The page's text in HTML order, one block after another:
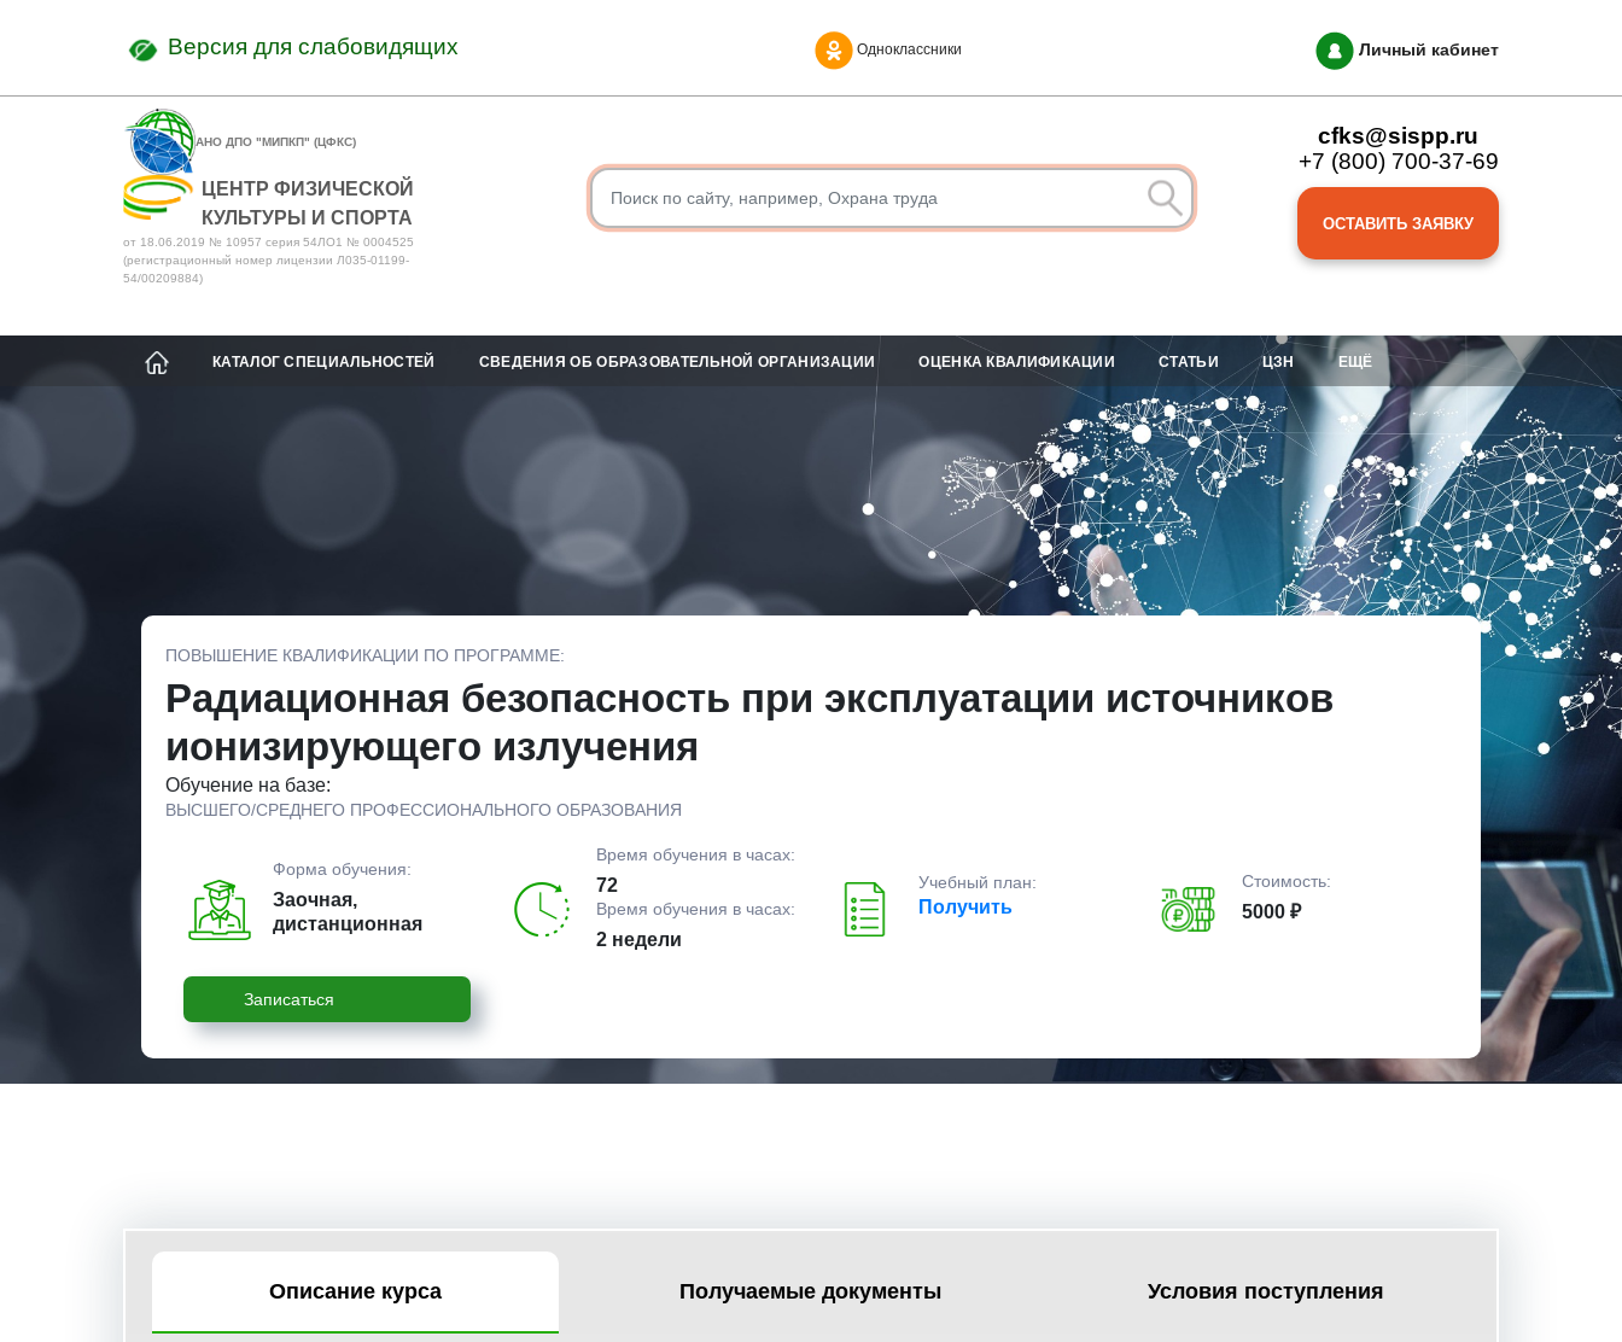
Версия для слабовидящих Одноклассники Личный кабинет
АНО ДПО "МИПКП" (ЦФКС)
ЦЕНТР ФИЗИЧЕСКОЙ
КУЛЬТУРЫ И СПОРТА
от 18.06.2019 № 10957 серия 54ЛО1 № 0004525
(регистрационный номер лицензии Л035-01199-
54/00209884)
cfks@sispp.ru
+7 (800) 700-37-69
ОСТАВИТЬ ЗАЯВКУ
КАТАЛОГ СПЕЦИАЛЬНОСТЕЙ СВЕДЕНИЯ ОБ ОБРАЗОВАТЕЛЬНОЙ ОРГАНИЗАЦИИ ОЦЕНКА КВАЛИФИКАЦИИ СТАТЬИ ЦЗН ЕЩЁ
ПОВЫШЕНИЕ КВАЛИФИКАЦИИ ПО ПРОГРАММЕ:
Радиационная безопасность при эксплуатации источников
ионизирующего излучения
Обучение на базе:
ВЫСШЕГО/СРЕДНЕГО ПРОФЕССИОНАЛЬНОГО ОБРАЗОВАНИЯ
Форма обучения:
Заочная,
дистанционная
Время обучения в часах:
72
Время обучения в часах:
2 недели
Учебный план:
Получить
Стоимость:
5000 ₽
Записаться
Описание курса Получаемые документы Условия поступления